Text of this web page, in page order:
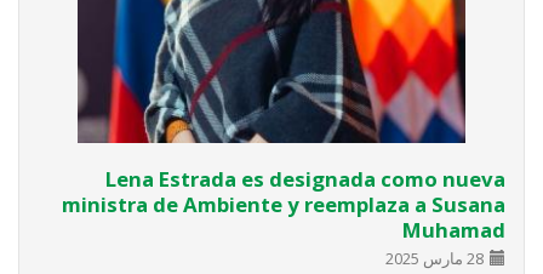
Lena Estrada es designada como nueva
ministra de Ambiente y reemplaza a Susana
Muhamad
28 مارس 2025